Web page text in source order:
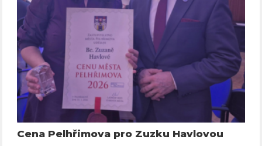
Cena Pelhřimova pro Zuzku Havlovou